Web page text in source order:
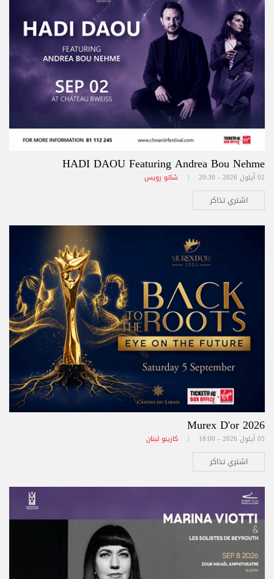
HADI DAOU Featuring Andrea Bou Nehme
02 أيلول 2026 - 20:30 | شاتو رويس
اشتري تذاكر
Murex D'or 2026
05 أيلول 2026 - 18:00 | كازينو لبنان
اشتري تذاكر